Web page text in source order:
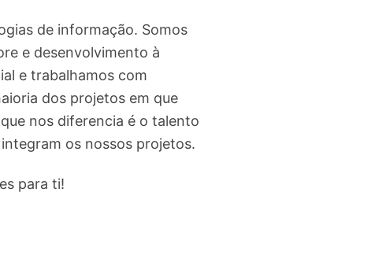
de informação. Somos
e desenvolvimento à
e trabalhamos com
dos projetos em que
nos diferencia é o talento
os nossos projetos.
para ti!